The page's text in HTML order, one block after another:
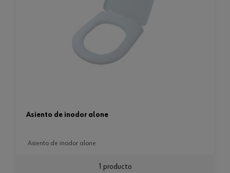
asiento de inodor alone
asiento de inodor alone
1 producto